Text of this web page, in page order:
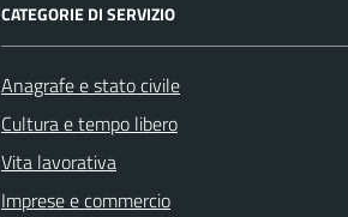
CATEGORIE DI SERVIZIO
Anagrafe e stato civile
Cultura e tempo libero
Vita lavorativa
Imprese e commercio